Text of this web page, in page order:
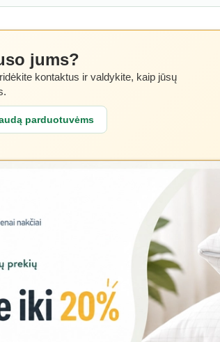
jums?
kontaktus ir valdykite, kaip jūsų
parduotuvėms